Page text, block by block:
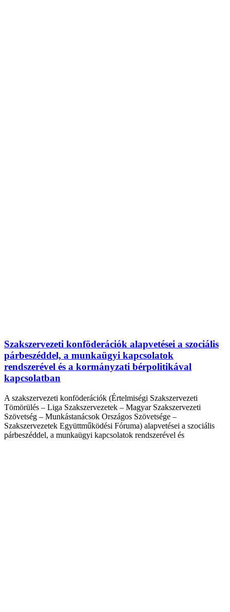
Szakszervezeti konföderációk alapvetései a szociális
párbeszéddel, a munkaügyi kapcsolatok
rendszerével és a kormányzati bérpolitikával
kapcsolatban
A szakszervezeti konföderációk (Értelmiségi Szakszervezeti
Tömörülés – Liga Szakszervezetek – Magyar Szakszervezeti
Szövetség – Munkástanácsok Országos Szövetsége –
Szakszervezetek Együttműködési Fóruma) alapvetései a szociális
párbeszéddel, a munkaügyi kapcsolatok rendszerével és